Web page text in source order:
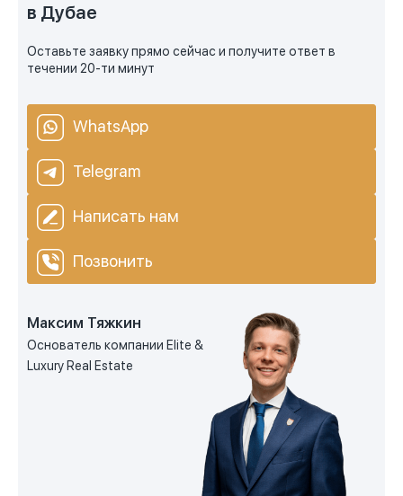
в Дубае
Оставьте заявку прямо сейчас и получите ответ в
течении 20-ти минут
WhatsApp
Telegram
Написать нам
Позвонить
Максим Тяжкин
Основатель компании Elite &
Luxury Real Estate